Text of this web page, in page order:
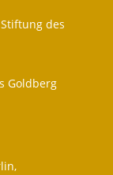
des
Goldberg